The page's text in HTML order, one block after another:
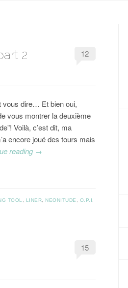
2 12
dire… Et bien oui,
vous montrer la deuxième
Voilà, c’est dit, ma
encore joué des tours mais
reading →
TOOL LINER NEONITUDE O.P.I
15